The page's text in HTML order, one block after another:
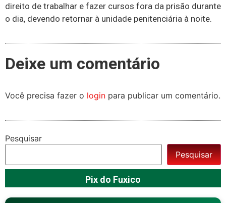
direito de trabalhar e fazer cursos fora da prisão durante
o dia, devendo retornar à unidade penitenciária à noite.
Deixe um comentário
Você precisa fazer o login para publicar um comentário.
Pesquisar
Pesquisar
Pix do Fuxico